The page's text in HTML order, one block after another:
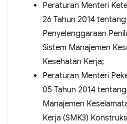
Peraturan Menteri
26 Tahun 2014 tentang
Penyelenggaraan
Sistem Manajemen
Kesehatan Kerja;
Peraturan Menteri
05 Tahun 2014
Manajemen
Kerja (SMK3)